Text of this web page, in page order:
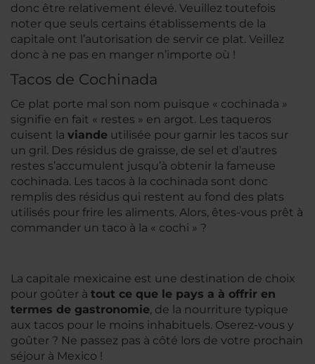
donc être relativement élevé. Veuillez toutefois
noter que seuls certains établissements de la
capitale ont l’autorisation de servir ce plat. Veillez
donc à ne pas en manger n’importe où !
Tacos de Cochinada
Ce plat porte mal son nom puisque « cochinada »
signifie en fait « restes » en argot. Les taqueros
cuisent la viande utilisée pour garnir les tacos sur
un gril. Des résidus de graisse, de sel et d’autres
restes s’accumulent jusqu’à obtenir la fameuse
cochinada. Les tacos à la cochinada sont donc
remplis des résidus qui restent au fond des plats
utilisés pour frire les aliments. Alors, êtes-vous prêt à
commander un taco à la « cochi » ?
La capitale mexicaine est une destination de choix
pour goûter à tout ce que le pays a à offrir en
termes de gastronomie, de la nourriture typique
aux tacos pour le moins inhabituels. Oserez-vous y
goûter ? Ne passez pas à côté lors de votre prochain
séjour à Mexico !